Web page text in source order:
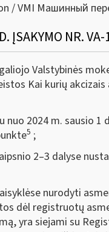
/ VMI Машинный
ĮSAKYMO NR.
Valstybinės
Kai kurių
2024 m. sausio
5 ;
2–3 dalyse
nurodyti
dėl registruotų
yra siejami su